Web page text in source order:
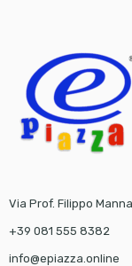
Via Prof. Filippo
+39 081 555 8382
info@epiazza.online